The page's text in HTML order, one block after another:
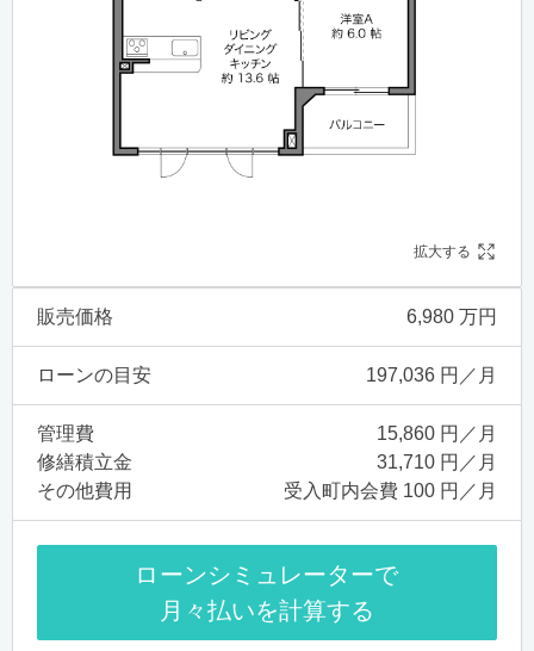
拡大する
販売価格 6,980 万円
ローンの目安 197,036 円／月
管理費
15,860 円／月
修繕積立金
31,710 円／月
その他費用
受入町内会費 100 円／月
ローンシミュレーターで
月々払いを計算する